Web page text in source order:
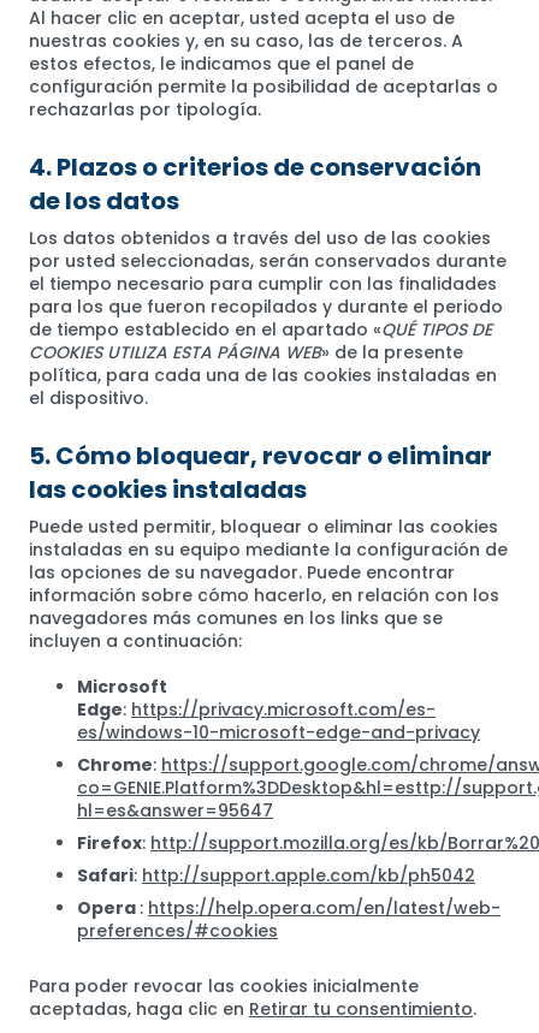
Al hacer clic en aceptar, usted acepta el uso de
nuestras cookies y, en su caso, las de terceros. A
estos efectos, le indicamos que el panel de
configuración permite la posibilidad de aceptarlas o
rechazarlas por tipología.
4. Plazos o criterios de conservación
de los datos
Los datos obtenidos a través del uso de las cookies
por usted seleccionadas, serán conservados durante
el tiempo necesario para cumplir con las finalidades
para los que fueron recopilados y durante el periodo
de tiempo establecido en el apartado «QUÉ TIPOS DE
COOKIES UTILIZA ESTA PÁGINA WEB» de la presente
política, para cada una de las cookies instaladas en
el dispositivo.
5. Cómo bloquear, revocar o eliminar
las cookies instaladas
Puede usted permitir, bloquear o eliminar las cookies
instaladas en su equipo mediante la configuración de
las opciones de su navegador. Puede encontrar
información sobre cómo hacerlo, en relación con los
navegadores más comunes en los links que se
incluyen a continuación:
Microsoft
Edge: https://privacy.microsoft.com/es-
es/windows-10-microsoft-edge-and-privacy
Chrome: https://support.google.com/chrome/
co=GENIE.Platform%3DDesktop&hl=esttp://
hl=es&answer=95647
Firefox: http://support.mozilla.org/es/kb/
Safari: http://support.apple.com/kb/ph5042
Opera : https://help.opera.com/en/latest/web-
preferences/#cookies
Para poder revocar las cookies inicialmente
aceptadas, haga clic en Retirar tu consentimiento.